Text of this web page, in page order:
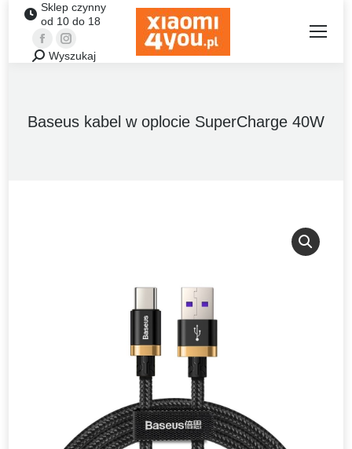
Sklep czynny
od 10 do 18
FacebookInstagram
Szukaj:Wyszukaj
Baseus kabel w oplocie SuperCharge 40W